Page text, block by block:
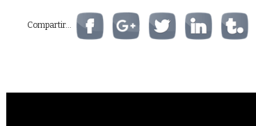
Compartir...